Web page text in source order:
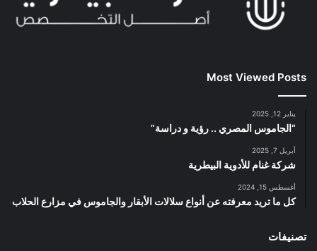
Most Viewed Posts
يناير 12, 2025
“الجاموس المصري .. رؤية و دراسة”
أبريل 7, 2025
شركة غنام للأدوية البيطرية
أغسطس 15, 2024
كل ما تريد معرفته عن أنواع سلالات الأبقار والجاموس في مزارع الحلاب
تصنيفات